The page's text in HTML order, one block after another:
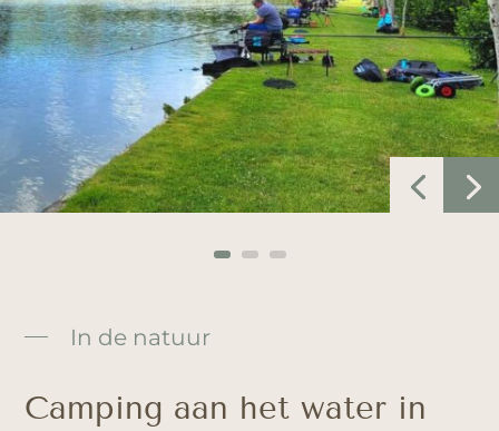
In de natuur
Camping aan het water in